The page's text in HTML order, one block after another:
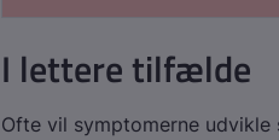
I lettere tilfælde
Ofte vil symptomerne